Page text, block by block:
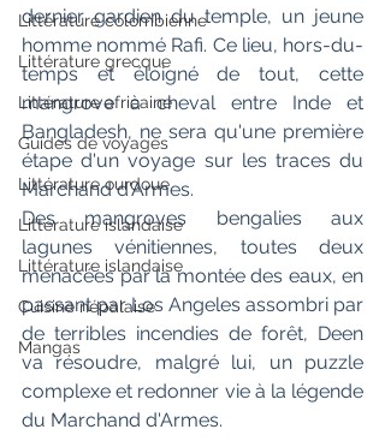
Littérature colombienne
Littérature grecque
Littérature africaine
Guides de voyages
Littérature ourdoue
Littérature islandaise
Littérature islandaise
Cuisine népalaise
Mangas
dernier gardien du temple, un jeune
homme nommé Rafi. Ce lieu, hors-du-
temps et éloigné de tout, cette
mangrove à cheval entre Inde et
Bangladesh, ne sera qu'une première
étape d'un voyage sur les traces du
Marchand d'Armes.
Des mangroves bengalies aux
lagunes vénitiennes, toutes deux
menacées par la montée des eaux, en
passant par Los Angeles assombri par
de terribles incendies de forêt, Deen
va résoudre, malgré lui, un puzzle
complexe et redonner vie à la légende
du Marchand d'Armes.